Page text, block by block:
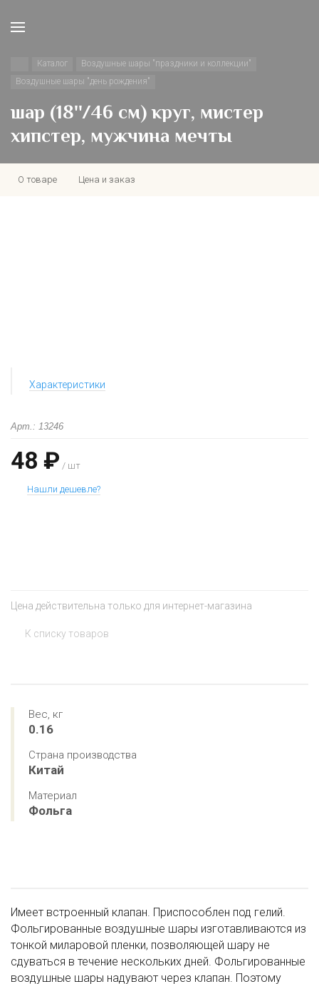
Каталог
Воздушные шары "праздники и коллекции"
Воздушные шары "день рождения"
шар (18''/46 см) круг, мистер
хипстер, мужчина мечты
О товаре Цена и заказ
Характеристики
Арт.: 13246
48 ₽ / шт
Нашли дешевле?
Цена действительна только для интернет-магазина
К списку товаров
Вес, кг
0.16
Страна производства
Китай
Материал
Фольга
Имеет встроенный клапан. Приспособлен под гелий.
Фольгированные воздушные шары изготавливаются из
тонкой миларовой пленки, позволяющей шару не
сдуваться в течение нескольких дней. Фольгированные
воздушные шары надувают через клапан. Поэтому